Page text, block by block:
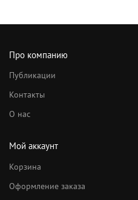
Про компанию
Публикации
Контакты
О нас
Мой аккаунт
Корзина
Оформление заказа